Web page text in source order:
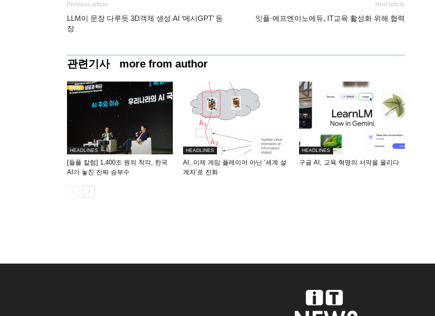
Previous article
LLM이 문장 다루듯 3D객체 생성 AI ‘메시GPT’ 등
장
Next article
잇플·에프엔이노에듀, IT교육 활성화 위해 협력
관련기사 more from author
HEADLINES
[들풀 칼럼] 1,400조 원의 착각, 한국
AI가 놓친 진짜 승부수
HEADLINES
AI, 이제 게임 플레이어 아닌 ‘세계 설
계자’로 진화
HEADLINES
구글 AI, 교육 혁명의 서막을 올리다